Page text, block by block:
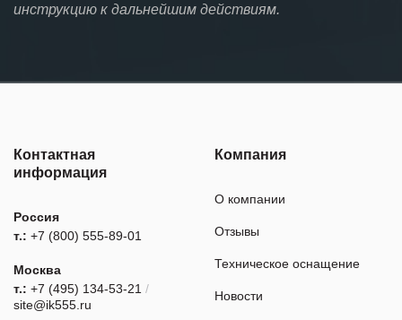
инструкцию к дальнейшим действиям.
Контактная
информация
Россия
т.: +7 (800) 555-89-01
Москва
т.: +7 (495) 134-53-21 /
site@ik555.ru
Компания
О компании
Отзывы
Техническое оснащение
Новости